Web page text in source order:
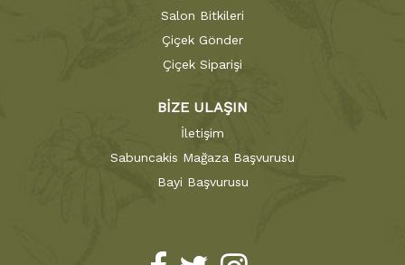
Salon Bitkileri
Çiçek Gönder
Çiçek Siparişi
BİZE ULAŞIN
İletişim
Sabuncakis Mağaza Başvurusu
Bayi Başvurusu